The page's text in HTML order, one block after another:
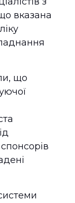
вказана
що